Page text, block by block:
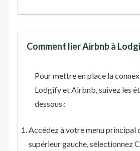
Comment lier Airbnb à
Pour mettre en place la
Lodgify et Airbnb, suivez les
dessous :
Accédez à votre menu principal
supérieur gauche, sélectionnez